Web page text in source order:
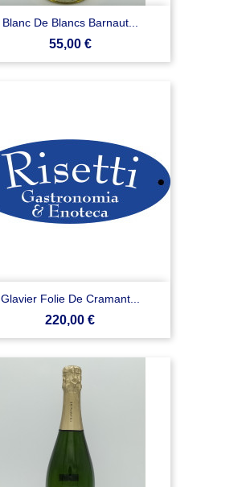
Blanc De Blancs Barnaut...
Prezzo
55,00 €
Glavier Folie De Cramant...
Prezzo
220,00 €